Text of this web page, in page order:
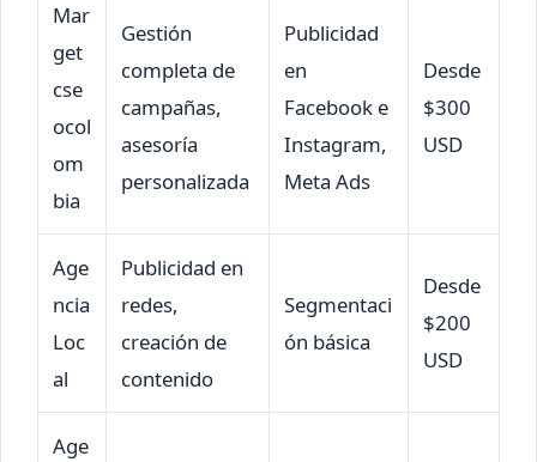
Mar
get
cse
ocol
om
bia
Gestión
completa de
campañas,
asesoría
personalizada
Publicidad
en
Facebook e
Instagram,
Meta Ads
Desde
$300
USD
Age
ncia
Loc
al
Publicidad en
redes,
creación de
contenido
Segmentaci
ón básica
Desde
$200
USD
Age